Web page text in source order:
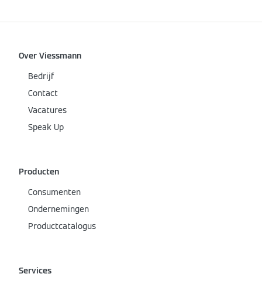
Over Viessmann
Bedrijf
Contact
Vacatures
Speak Up
Producten
Consumenten
Ondernemingen
Productcatalogus
Services